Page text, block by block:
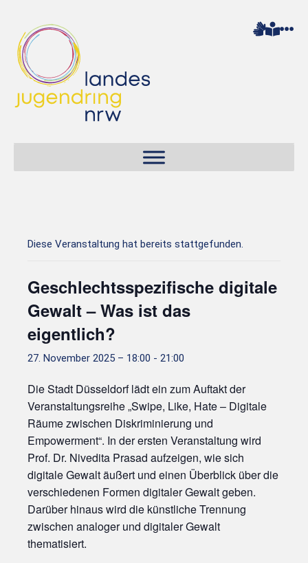
Diese Veranstaltung hat bereits stattgefunden.
Geschlechtsspezifische digitale
Gewalt – Was ist das
eigentlich?
27. November 2025 – 18:00 - 21:00
Die Stadt Düsseldorf lädt ein zum Auftakt der
Veranstaltungsreihe „Swipe, Like, Hate – Digitale
Räume zwischen Diskriminierung und
Empowerment“. In der ersten Veranstaltung wird
Prof. Dr. Nivedita Prasad aufzeigen, wie sich
digitale Gewalt äußert und einen Überblick über die
verschiedenen Formen digitaler Gewalt geben.
Darüber hinaus wird die künstliche Trennung
zwischen analoger und digitaler Gewalt
thematisiert.